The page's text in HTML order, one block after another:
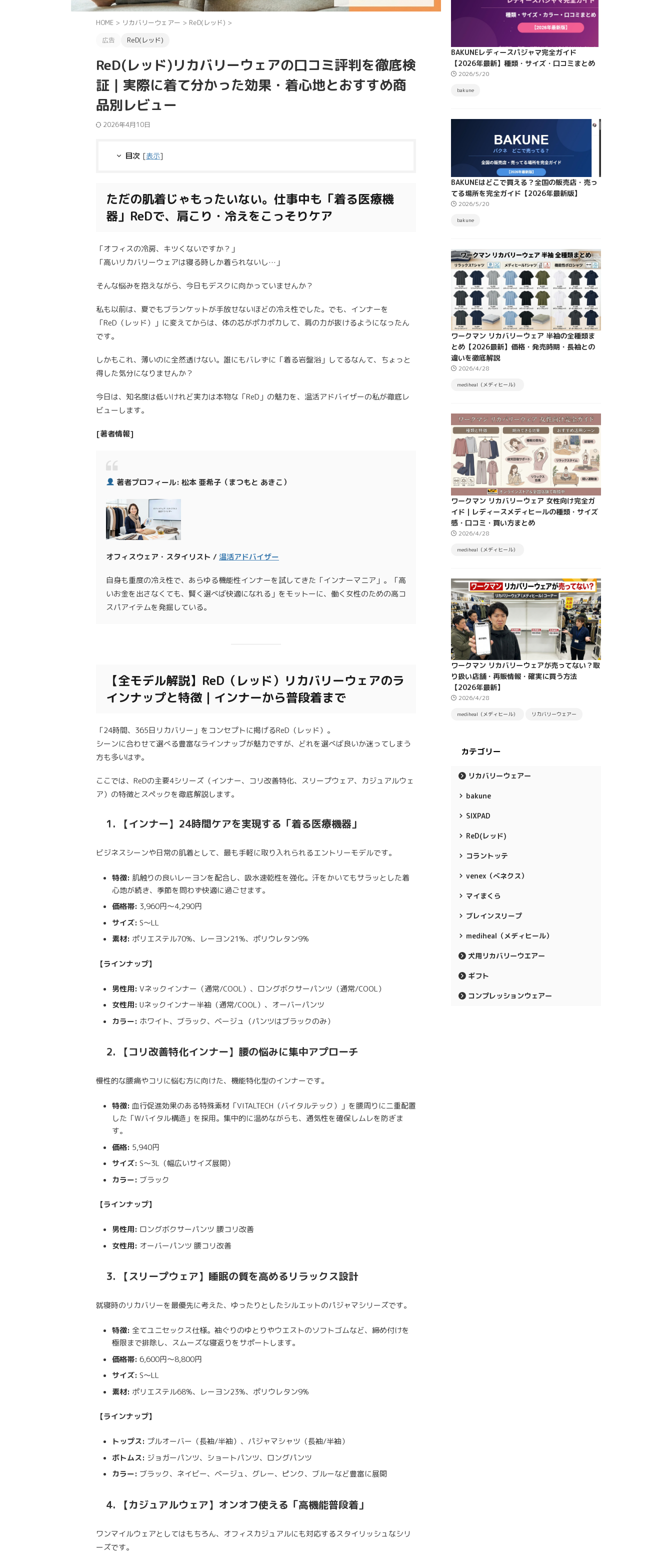
HOME > リカバリーウェアー > ReD(レッド) >
広告
ReD(レッド)
ReD(レッド)リカバリーウェアの口コミ評判を徹底検
証｜実際に着て分かった効果・着心地とおすすめ商
品別レビュー
2026年4月10日
目次 [表示]
ただの肌着じゃもったいない。仕事中も「着る医療機
器」ReDで、肩こり・冷えをこっそりケア
「オフィスの冷房、キツくないですか？」
「高いリカバリーウェアは寝る時しか着られないし…」
そんな悩みを抱えながら、今日もデスクに向かっていませんか？
私も以前は、夏でもブランケットが手放せないほどの冷え性でした。でも、インナーを
「ReD（レッド）」に変えてからは、体の芯がポカポカして、肩の力が抜けるようになったん
です。
しかもこれ、薄いのに全然透けない。誰にもバレずに「着る岩盤浴」してるなんて、ちょっと
得した気分になりませんか？
今日は、知名度は低いけれど実力は本物な「ReD」の魅力を、温活アドバイザーの私が徹底レ
ビューします。
[著者情報]
著者プロフィール: 松本 亜希子（まつもと あきこ）
オフィスウェア・スタイリスト / 温活アドバイザー
自身も重度の冷え性で、あらゆる機能性インナーを試してきた「インナーマニア」。「高
いお金を出さなくても、賢く選べば快適になれる」をモットーに、働く女性のための高コ
スパアイテムを発掘している。
【全モデル解説】ReD（レッド）リカバリーウェアのラ
インナップと特徴｜インナーから普段着まで
「24時間、365日リカバリー」をコンセプトに掲げるReD（レッド）。
シーンに合わせて選べる豊富なラインナップが魅力ですが、どれを選べば良いか迷ってしまう
方も多いはず。
ここでは、ReDの主要4シリーズ（インナー、コリ改善特化、スリープウェア、カジュアルウェ
ア）の特徴とスペックを徹底解説します。
1. 【インナー】24時間ケアを実現する「着る医療機器」
ビジネスシーンや日常の肌着として、最も手軽に取り入れられるエントリーモデルです。
特徴: 肌触りの良いレーヨンを配合し、吸水速乾性を強化。汗をかいてもサラッとした着
心地が続き、季節を問わず快適に過ごせます。
価格帯: 3,960円〜4,290円
サイズ: S〜LL
素材: ポリエステル70%、レーヨン21%、ポリウレタン9%
【ラインナップ】
男性用: Vネックインナー（通常/COOL）、ロングボクサーパンツ（通常/COOL）
女性用: Uネックインナー半袖（通常/COOL）、オーバーパンツ
カラー: ホワイト、ブラック、ベージュ（パンツはブラックのみ）
2. 【コリ改善特化インナー】腰の悩みに集中アプローチ
慢性的な腰痛やコリに悩む方に向けた、機能特化型のインナーです。
特徴: 血行促進効果のある特殊素材「VITALTECH（バイタルテック）」を腰周りに二重配置
した「Wバイタル構造」を採用。集中的に温めながらも、通気性を確保しムレを防ぎま
す。
価格: 5,940円
サイズ: S〜3L（幅広いサイズ展開）
カラー: ブラック
【ラインナップ】
男性用: ロングボクサーパンツ 腰コリ改善
女性用: オーバーパンツ 腰コリ改善
3. 【スリープウェア】睡眠の質を高めるリラックス設計
就寝時のリカバリーを最優先に考えた、ゆったりとしたシルエットのパジャマシリーズです。
特徴: 全てユニセックス仕様。袖ぐりのゆとりやウエストのソフトゴムなど、締め付けを
極限まで排除し、スムーズな寝返りをサポートします。
価格帯: 6,600円〜8,800円
サイズ: S〜LL
素材: ポリエステル68%、レーヨン23%、ポリウレタン9%
【ラインナップ】
トップス: プルオーバー（長袖/半袖）、パジャマシャツ（長袖/半袖）
ボトムス: ジョガーパンツ、ショートパンツ、ロングパンツ
カラー: ブラック、ネイビー、ベージュ、グレー、ピンク、ブルーなど豊富に展開
4. 【カジュアルウェア】オンオフ使える「高機能普段着」
ワンマイルウェアとしてはもちろん、オフィスカジュアルにも対応するスタイリッシュなシリ
ーズです。
BAKUNEレディースパジャマ完全ガイド
【2026年最新】種類・サイズ・口コミまとめ
2026/5/20
bakune
BAKUNEはどこで買える？全国の販売店・売っ
てる場所を完全ガイド【2026年最新版】
2026/5/20
bakune
ワークマン リカバリーウェア 半袖の全種類ま
とめ【2026最新】価格・発売時期・長袖との
違いを徹底解説
2026/4/28
mediheal（メディヒール）
ワークマン リカバリーウェア 女性向け完全ガ
イド｜レディースメディヒールの種類・サイズ
感・口コミ・買い方まとめ
2026/4/28
mediheal（メディヒール）
ワークマン リカバリーウェアが売ってない？取
り扱い店舗・再販情報・確実に買う方法
【2026年最新】
2026/4/28
mediheal（メディヒール） リカバリーウェアー
カテゴリー
リカバリーウェアー
bakune
SIXPAD
ReD(レッド)
コラントッテ
venex（べネクス）
マイまくら
ブレインスリープ
mediheal（メディヒール）
犬用リカバリーウエアー
ギフト
コンプレッションウェアー